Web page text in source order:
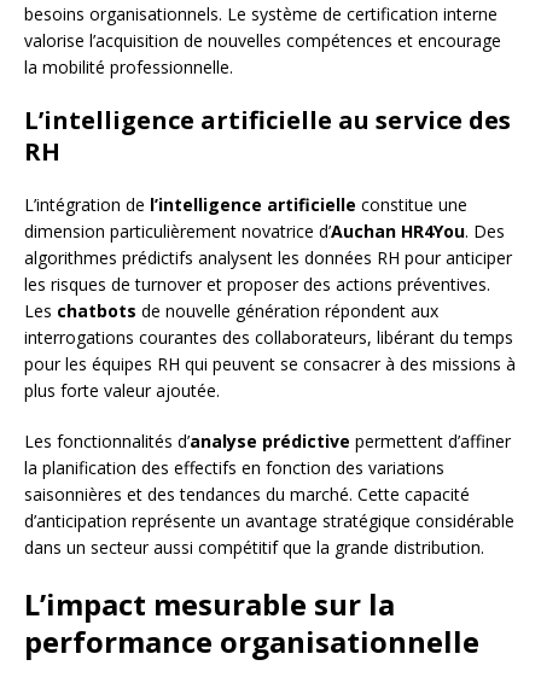
besoins organisationnels. Le système de certification interne
valorise l’acquisition de nouvelles compétences et encourage
la mobilité professionnelle.
L’intelligence artificielle au service des
RH
L’intégration de l’intelligence artificielle constitue une
dimension particulièrement novatrice d’Auchan HR4You. Des
algorithmes prédictifs analysent les données RH pour anticiper
les risques de turnover et proposer des actions préventives.
Les chatbots de nouvelle génération répondent aux
interrogations courantes des collaborateurs, libérant du temps
pour les équipes RH qui peuvent se consacrer à des missions à
plus forte valeur ajoutée.
Les fonctionnalités d’analyse prédictive permettent d’affiner
la planification des effectifs en fonction des variations
saisonnières et des tendances du marché. Cette capacité
d’anticipation représente un avantage stratégique considérable
dans un secteur aussi compétitif que la grande distribution.
L’impact mesurable sur la
performance organisationnelle